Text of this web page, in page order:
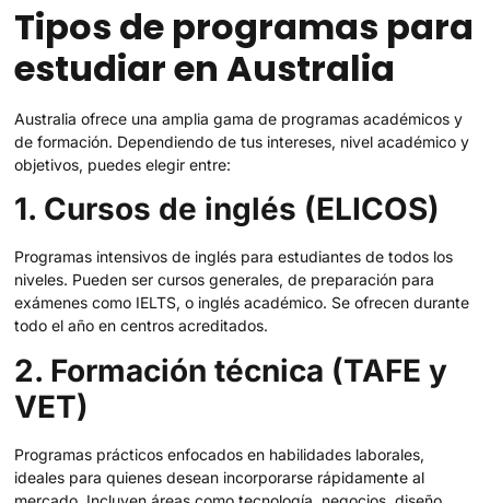
Tipos de programas para
estudiar en Australia
Australia ofrece una amplia gama de programas académicos y
de formación. Dependiendo de tus intereses, nivel académico y
objetivos, puedes elegir entre:
1. Cursos de inglés (ELICOS)
Programas intensivos de inglés para estudiantes de todos los
niveles. Pueden ser cursos generales, de preparación para
exámenes como IELTS, o inglés académico. Se ofrecen durante
todo el año en centros acreditados.
2. Formación técnica (TAFE y
VET)
Programas prácticos enfocados en habilidades laborales,
ideales para quienes desean incorporarse rápidamente al